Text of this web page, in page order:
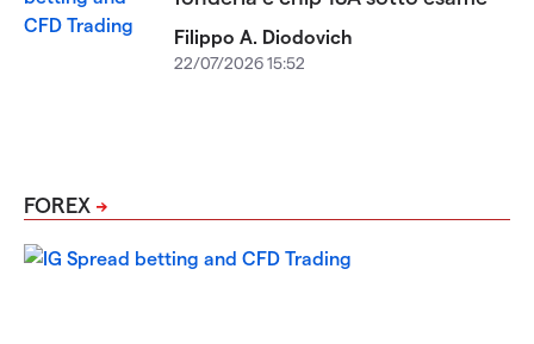
Filippo A. Diodovich
22/07/2026 15:52
FOREX